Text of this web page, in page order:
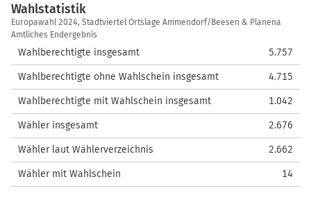
Wahlstatistik
Wahlstatistik
Europawahl 2024, Stadtviertel Ortslage Ammendorf/Beesen & Planena
Amtliches Endergebnis
Wahlberechtigte insgesamt 5.757
Wahlberechtigte ohne Wahlschein insgesamt 4.715
Wahlberechtigte mit Wahlschein insgesamt 1.042
Wähler insgesamt 2.676
Wähler laut Wählerverzeichnis 2.662
Wähler mit Wahlschein 14